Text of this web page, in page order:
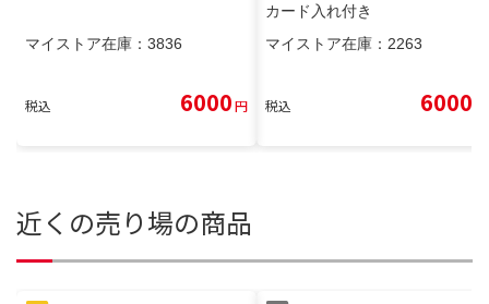
マイストア在庫： 3836
税込 6000円
カード入れ付き
マイストア在庫： 2263
税込 6000
近くの売り場の商品